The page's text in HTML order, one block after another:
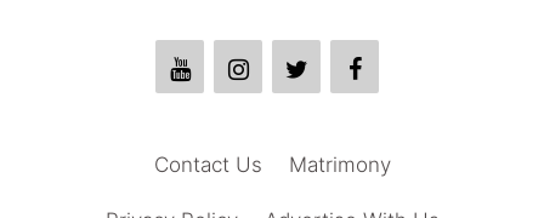
Matrimony
Contact Us